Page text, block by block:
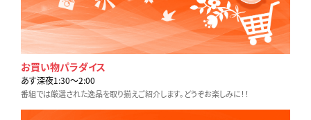
お買い物パラダイス
あす深夜1:30〜2:00
番組では厳選された逸品を取り揃えご紹介します。どうぞお楽しみに！！